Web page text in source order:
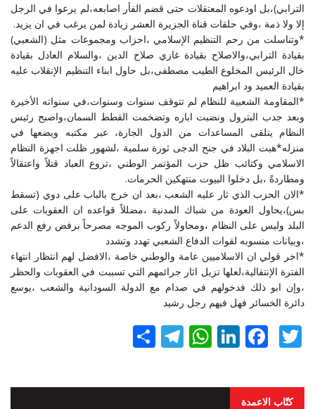
الترابي)،بل اودعوه المعتقلات حتى قضم الفأر اصابعه،لم يرعوا في الرجل
إلا ولا ذمة ،وفي حلقات قناة الجزيرة العشر زيادة لمن يرغب في ان يزيد.
*وتناسلت من رحم التنظيم الإسلامي ،احزاب ومجموعات مثل (الشعبي)
بقيادة الترابي،والاصلاح بقيادة غازي صلاح الدين ،والسلام العادل بقيادة
خال الرئيس المخلوع الطيب مصطفى،بل حاول ابناء التنظيم الإنقلاب عليه
بقيادة العميد ود ابراهيم
*المقاومة الشعبية للنظام لم تتوقف سنوات وسنوات،في سنواته الأخيرة
وبعد جدب البترول ونضبت اباره وتضخمت القطط السمان،واصبح رئيس
النظام يتلقى المساعدات من الدول الجارة، عبر مكتبه ويضعها في
منزله*هبت البلاد في جنح الدجى ثورة سلمية ،لشهور ظلت اجهزة النظام
الاسلامي وكتائب ظل حزب المؤتمر الوطني ،تروع العباد قتلاً واعتقالاً
ومطاردةً ،بل دخلوا البيوت منتهكين الحرمات.
*الان الحزب الذي ثار عليه الشعب ،بعد ان خرج بالباب على دوي (تسقط
بس)،يحاول العودة من شباك المدنية ،مضللاً قواعده ان العقوبات على
البلد وليس على النظام ،ومحاولاً ركوب الموجه مصرحاً برفض رفع الدعم
،وبيانات منسوبه لقوات الدفاع الشعبي تهدد وتشدد
*اخر قولي ان الاسلاميين عامة والوطني خاصة ،الافضل لهم انتظار انتهاء
الفترة الإنتقالية،لعلها تزيل اثار جرائمهم التي تسببت في العقوبات والحظر
،وإن ابو ذلك فدخولهم في صدام مع الدولة السودانية والشعب ،يوسع
دائرة الخسائر فهل فيهم رجل رشيد
Twitter
Facebook
LinkedIn
WhatsApp
Telegram
كتّاب الاعمدة